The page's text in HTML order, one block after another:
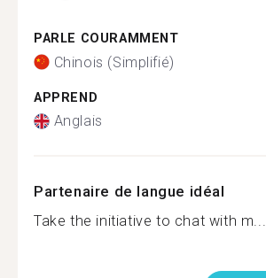
PARLE COURAMMENT
Chinois (Simplifié)
APPREND
Anglais
Partenaire de langue idéal
Take the initiative to chat with m...